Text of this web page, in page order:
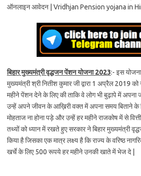
ऑनलाइन आवेदन | Vridhjan Pension yojana in
बिहार मुख्यमंत्री वृद्धजन पेंशन योजना 2023:- इस
मुख्यमंत्री श्री नितीश कुमार जी द्वारा 1 अप्रैल 2019 को
महीने पेंशन देने के लिए की ताकि वे लोग भी बुढ़ापे में
उन्हें अपने जीवन के आख़िरी वक्त में अपना समय बिताने के
मोहताज ना होना पड़े और उन्हें हर महीने राजकोष में से
तथ्यों को ध्यान में रखते हुए सरकार ने बिहार मुख्यमंत्री
किया है जिसका एक मात्र लक्ष्य है कि राज्य के वरिष्ठ
खर्चे के लिए 500 रूपये हर महीने उनकी खाते में भेज दे |